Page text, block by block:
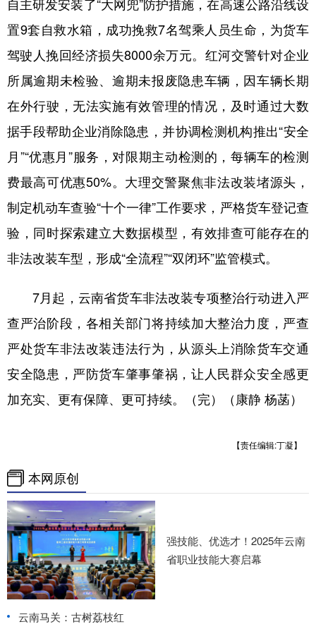
置9套自救水箱，成功挽救7名驾乘人员生命，为货车
驾驶人挽回经济损失8000余万元。红河交警针对企业
所属逾期未检验、逾期未报废隐患车辆，因车辆长期
在外行驶，无法实施有效管理的情况，及时通过大数
据手段帮助企业消除隐患，并协调检测机构推出“安全
月”“优惠月”服务，对限期主动检测的，每辆车的检测
费最高可优惠50%。大理交警聚焦非法改装堵源头，
制定机动车查验“十个一律”工作要求，严格货车登记查
验，同时探索建立大数据模型，有效排查可能存在的
非法改装车型，形成“全流程”“双闭环”监管模式。
7月起，云南省货车非法改装专项整治行动进入严
查严治阶段，各相关部门将持续加大整治力度，严查
严处货车非法改装违法行为，从源头上消除货车交通
安全隐患，严防货车肇事肇祸，让人民群众安全感更
加充实、更有保障、更可持续。（完）（康静 杨菡）
【责任编辑:丁凝】
本网原创
强技能、优选才！2025年云南
省职业技能大赛启幕
云南马关：古树荔枝红